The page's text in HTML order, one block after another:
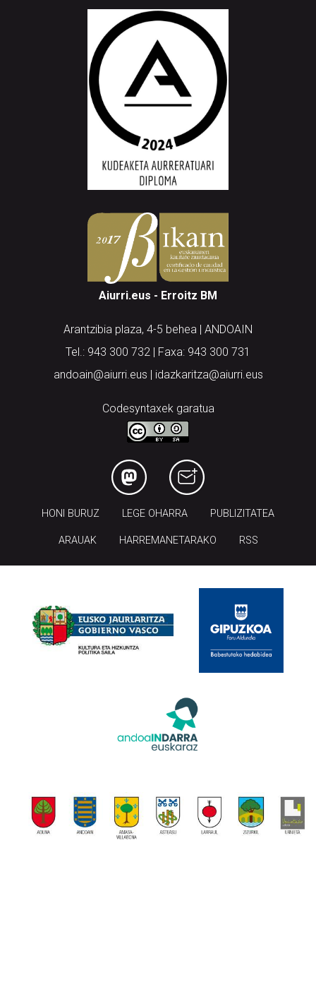
Aiurri.eus - Erroitz BM
Arantzibia plaza, 4-5 behea | ANDOAIN
Tel.: 943 300 732 | Faxa: 943 300 731
andoain@aiurri.eus | idazkaritza@aiurri.eus
Codesyntaxek garatua
HONI BURUZ LEGE OHARRA PUBLIZITATEA
ARAUAK HARREMANETARAKO RSS